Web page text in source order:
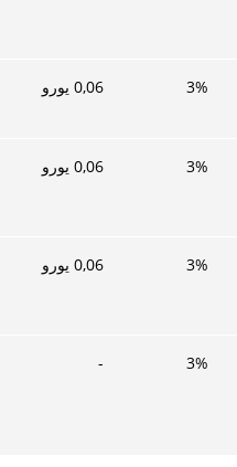
3%
0,06 يورو
3%
0,06 يورو
3%
0,06 يورو
3%
-